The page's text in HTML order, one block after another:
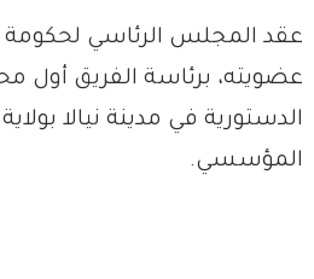
عقد المجلس الرئاسي لحكومة
عضويته، برئاسة الفريق أول
الدستورية في مدينة نيالا
المؤسسي.